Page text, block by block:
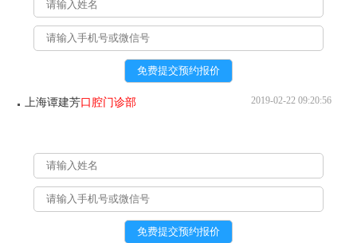
2019-02-22 09:20:56
上海谭建芳口腔门诊部